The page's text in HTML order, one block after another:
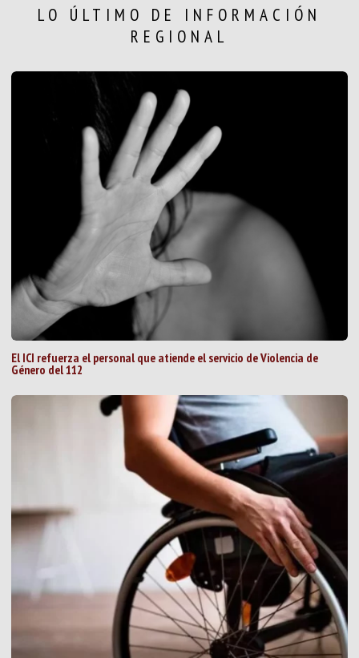
LO ÚLTIMO DE INFORMACIÓN
REGIONAL
El ICI refuerza el personal que atiende el servicio de Violencia de
Género del 112